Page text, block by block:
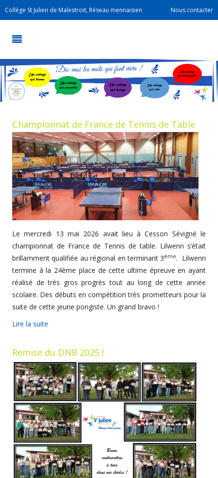
Collège St Julien de Malestroit, Réseau mennaisien Nous contacter
Championnat de France de Tennis de Table
Le mercredi 13 mai 2026 avait lieu à Cesson Sévigné le
championnat de France de Tennis de table. Lilwenn s’était
brillamment qualifiée au régional en terminant 3ème. Lilwenn
termine à la 24ème place de cette ultime épreuve en ayant
réalisé de très gros progrès tout au long de cette année
scolaire. Des débuts en compétition très prometteurs pour la
suite de cette jeune pongiste. Un grand bravo !
Lire la suite
Remise du DNB 2025 !